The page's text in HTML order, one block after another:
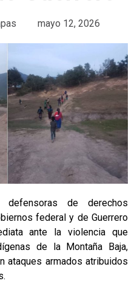
mayo 12, 2026
defensoras de derechos
federal y de Guerrero
ante la violencia que
de la Montaña Baja,
ataques armados atribuidos